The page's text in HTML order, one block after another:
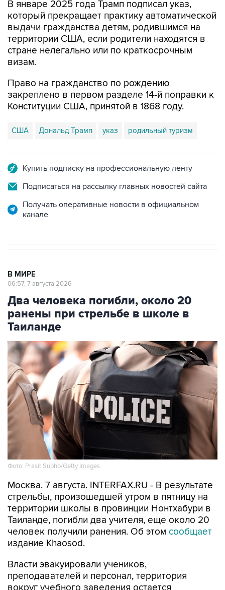
выдачи гражданства детям, родившимся на
территории США, если родители находятся в
стране нелегально или по краткосрочным
визам.
Право на гражданство по рождению
Конституции США, принятой в 1868 году.
США Дональд Трамп указ родильный туризм
Подписаться на рассылку главных новостей сайта
Получать оперативные новости в официальном
Два человека погибли, около 20
ранены при стрельбе в школе в
Таиланде
Фото: Prasit Supho/Getty Images
Москва. 7 августа. INTERFAX.RU - В результате
территории школы в провинции Нонтхабури в
Таиланде, погибли два учителя, еще около 20
человек получили ранения. Об этомсообщает
издание Khaosod.
Власти эвакуировали учеников,
вокруг учебного заведения остается
оцепленной.